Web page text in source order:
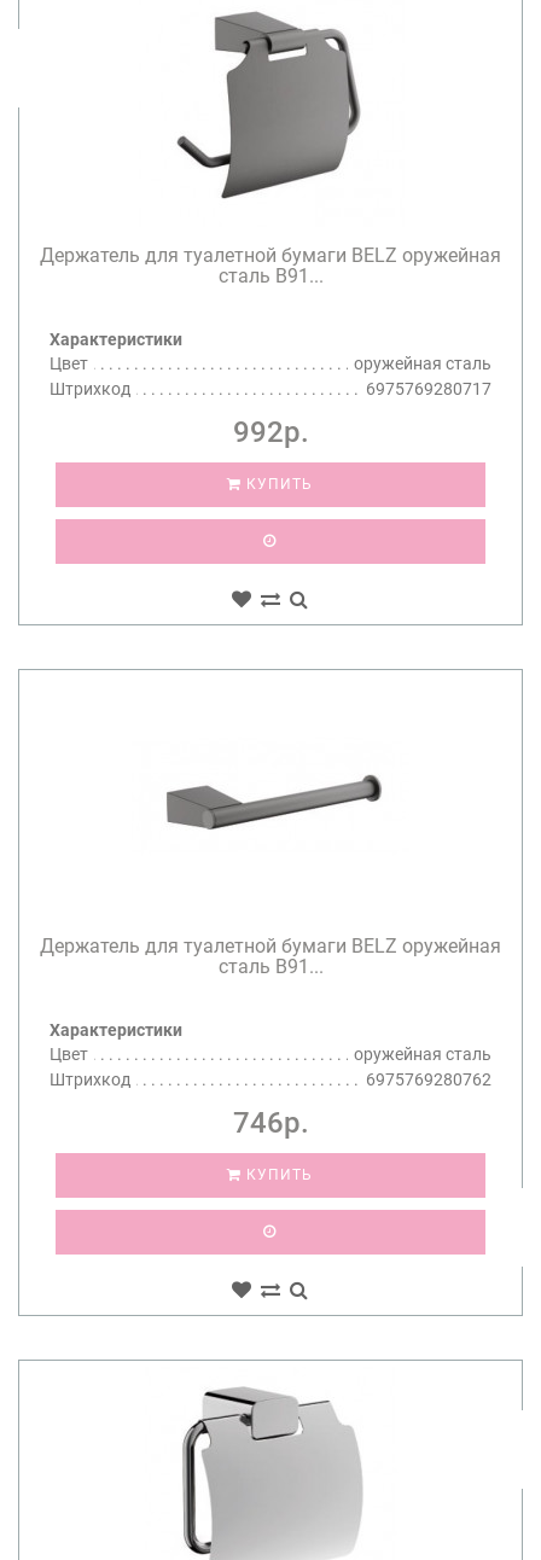
Держатель для туалетной бумаги BELZ оружейная
сталь B91...
Характеристики
Цвет
оружейная сталь
Штрихкод
6975769280717
992р.
КУПИТЬ
Держатель для туалетной бумаги BELZ оружейная
сталь B91...
Характеристики
Цвет
оружейная сталь
Штрихкод
6975769280762
746р.
КУПИТЬ